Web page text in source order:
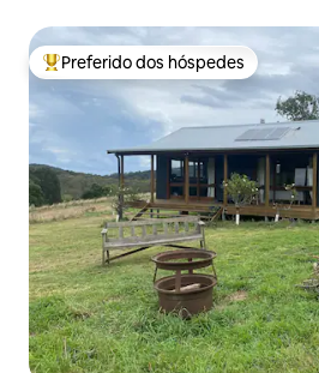
Entre os melhores preferidos dos
Preferido dos hóspedes